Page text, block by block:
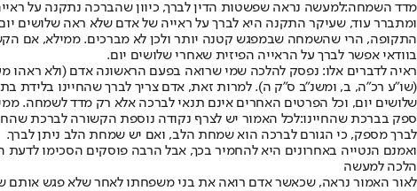
מדד השמחה:למעשה נראה שפשטות הדין לברך, כיוון שהברכה נתקנה על
ומתברר עוד, שעיקר התקנה היא לברך על ראייה של אדם שלא ראה שלושים
התקופה, הרי שהשמחה שבמפגש קטנה יותר ולכן לא מברכים. ממילא, אם
בוודאי אפשר לברך על הראייה הפיזית שאחרי שלושים יום.
ראיה לדברים אלו: נפסק להלכה שמי שרואה בפעם הראשונה אדם (ולא ראהו
(שו"ע רכ"ה, ב, ומשנ"ב ס"ק ה). למרות זאת, אדם צריך לברך שהחיינו בלידת
שלושים יום, וכל הפרטים האחרים אינם תנאי לברכה אלא רק מדד לשמחה.
ספק בברכת שהחיינו:לכל האמור יש לצרף נקודה נוספת הקשורה לברכת
לברך מספק, כי הגורם לברכה הוא שמחת הלב, ואם יש שמחת הלב ניתן לברך.
ואמנם הנטייה באחרונים היא להחמיר בכך, אבל הרבה פוסקים הסכימו לדעת
הלכה למעשה
לאור האמור נראה, שכאשר אדם רואה את בני משפחתו לאחר שלא פגש אותם